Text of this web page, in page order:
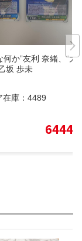
何か”友利 奈緒、“大
坂 歩未
庫： 4489
6444